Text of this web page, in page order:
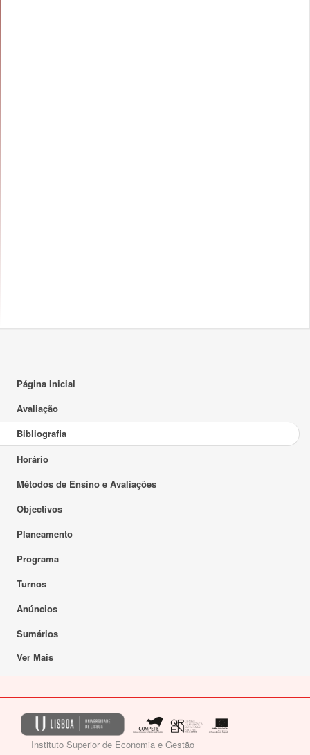
Página Inicial
Avaliação
Bibliografia
Horário
Métodos de Ensino e Avaliações
Objectivos
Planeamento
Programa
Turnos
Anúncios
Sumários
Ver Mais
Instituto Superior de Economia e Gestão